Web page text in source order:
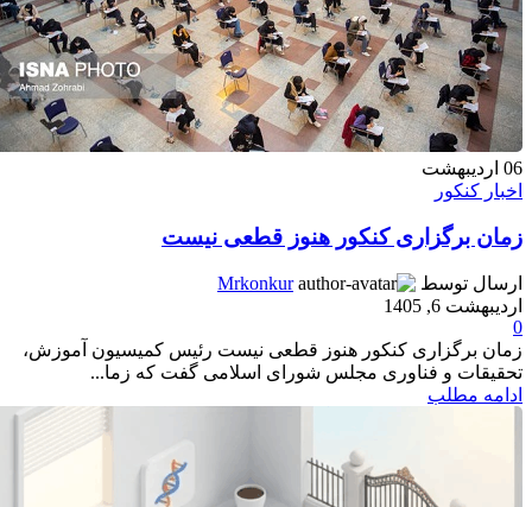
06 اردیبهشت
اخبار کنکور
زمان برگزاری کنکور هنوز قطعی نیست
ارسال توسط
Mrkonkur
اردیبهشت 6, 1405
0
زمان برگزاری کنکور هنوز قطعی نیست رئیس کمیسیون آموزش،
تحقیقات و فناوری مجلس شورای اسلامی گفت که زما...
ادامه مطلب